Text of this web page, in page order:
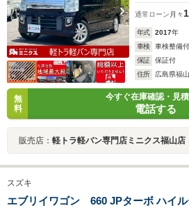
通常ローン 月々
年式 2017年
車検
車検整備付
保証
保証付
住所
広島県福
無
料
今すぐ在庫確認・見
電話する
販売店： 軽トラ軽バン専門店ミニクス福山店
スズキ
エブリイワゴン 660 JPターボ ハイル